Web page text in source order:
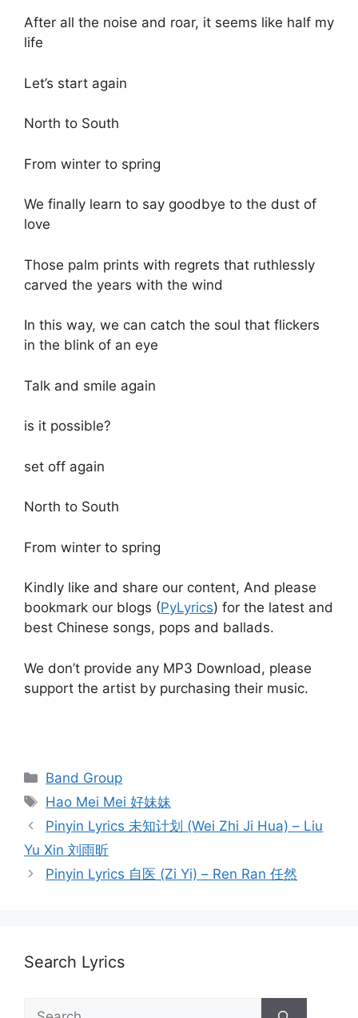
After all the noise and roar, it seems like half my
life
Let’s start again
North to South
From winter to spring
We finally learn to say goodbye to the dust of
love
Those palm prints with regrets that ruthlessly
carved the years with the wind
In this way, we can catch the soul that flickers
in the blink of an eye
Talk and smile again
is it possible?
set off again
North to South
From winter to spring
Kindly like and share our content, And please
bookmark our blogs (PyLyrics) for the latest and
best Chinese songs, pops and ballads.
We don’t provide any MP3 Download, please
support the artist by purchasing their music.
Categories
Band Group
Tags
Hao Mei Mei 好妹妹
Post
navigation
Pinyin Lyrics 未知计划 (Wei Zhi Ji Hua) – Liu
Yu Xin 刘雨昕
Pinyin Lyrics 自医 (Zi Yi) – Ren Ran 任然
Search Lyrics
Search